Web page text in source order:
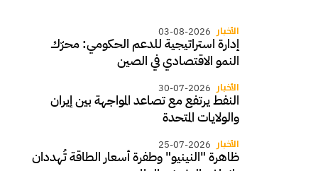
الأخبار 03-08-2026
إدارة استراتيجية للدعم الحكومي: محرّك
النمو الاقتصادي في الصين
الأخبار 30-07-2026
النفط يرتفع مع تصاعد المواجهة بين إيران
والولايات المتحدة
الأخبار 25-07-2026
ظاهرة "النينيو" وطفرة أسعار الطاقة تُهددان